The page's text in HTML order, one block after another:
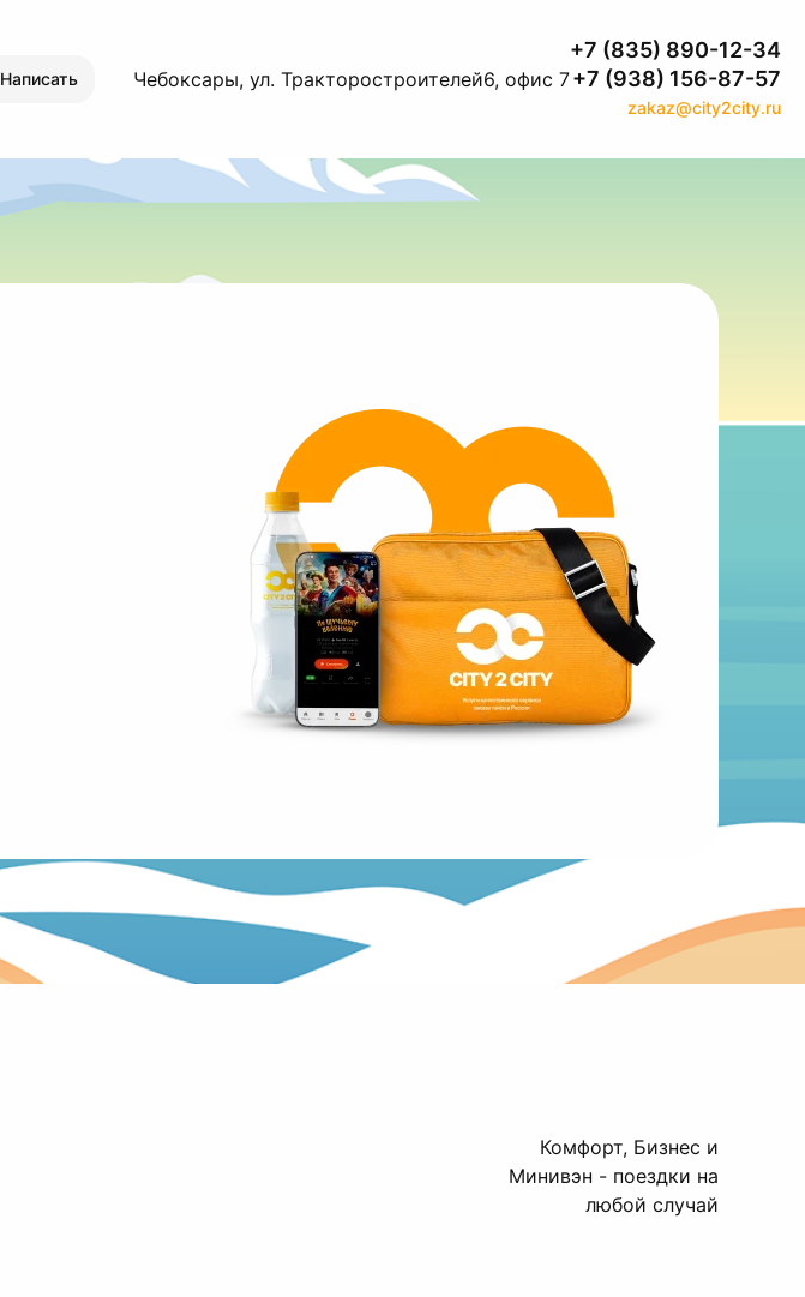
Написать Чебоксары, ул. Тракторостроителей6, офис 7
+7 (835) 890-12-34
+7 (938) 156-87-57
zakaz@city2city.ru
Комфорт, Бизнес и
Минивэн - поездки на
любой случай